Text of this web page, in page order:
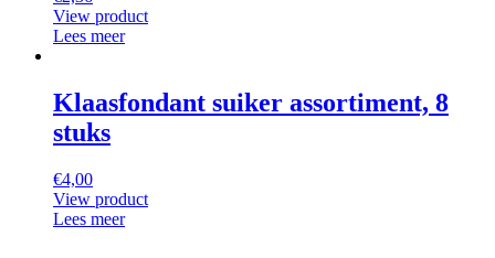
View product
Lees meer
Klaasfondant suiker assortiment, 8
stuks
€4,00
View product
Lees meer